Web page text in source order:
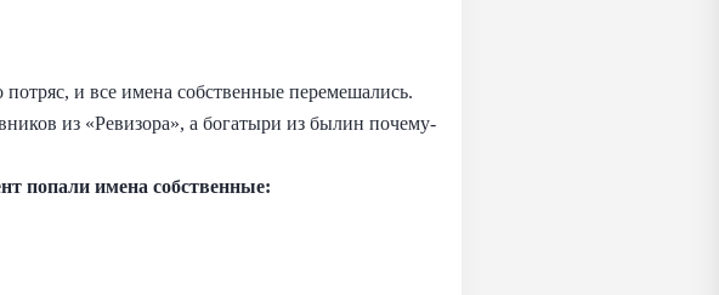
и все имена собственные перемешались.
из «Ревизора», а богатыри из былин почему-
попали имена собственные: